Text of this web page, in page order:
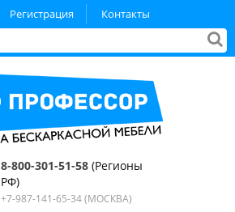
Регистрация Контакты
8-800-301-51-58 (Регионы
РФ)
+7-987-141-65-34(МОСКВА)